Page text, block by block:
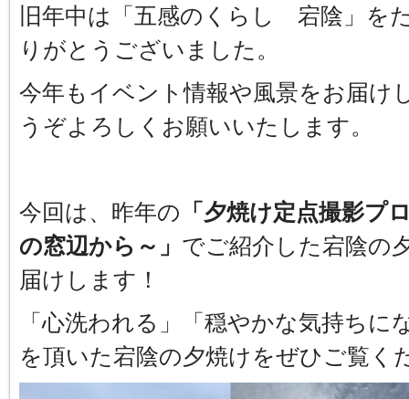
旧年中は「五感のくらし 宕陰」を
りがとうございました。
今年もイベント情報や風景をお届け
うぞよろしくお願いいたします。
今回は、昨年の 「夕焼け定点撮影プ
の窓辺から～」 でご紹介した宕陰の
届けします！
「心洗われる」「穏やかな気持ちに
を頂いた宕陰の夕焼けをぜひご覧く